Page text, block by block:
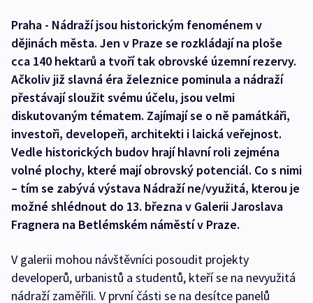
Praha - Nádraží jsou historickým fenoménem v
dějinách města. Jen v Praze se rozkládají na ploše
cca 140 hektarů a tvoří tak obrovské územní rezervy.
Ačkoliv již slavná éra železnice pominula a nádraží
přestávají sloužit svému účelu, jsou velmi
diskutovaným tématem. Zajímají se o ně památkáři,
investoři, developeři, architekti i laická veřejnost.
Vedle historických budov hrají hlavní roli zejména
volné plochy, které mají obrovský potenciál. Co s nimi
– tím se zabývá výstava Nádraží ne/využitá, kterou je
možné shlédnout do 13. března v Galerii Jaroslava
Fragnera na Betlémském náměstí v Praze.
V galerii mohou návštěvníci posoudit projekty
developerů, urbanistů a studentů, kteří se na nevyužitá
nádraží zaměřili. V první části se na desítce panelů